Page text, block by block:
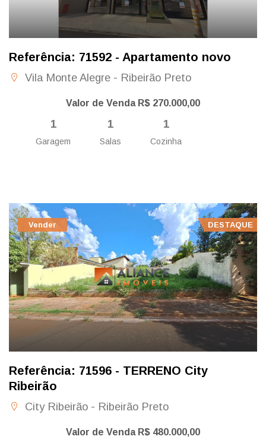
Referência: 71592 - Apartamento novo
Vila Monte Alegre - Ribeirão Preto
Valor de Venda R$ 270.000,00
1
Garagem
1
Salas
1
Cozinha
Vender DESTAQUE
Referência: 71596 - TERRENO City
Ribeirão
City Ribeirão - Ribeirão Preto
Valor de Venda R$ 480.000,00